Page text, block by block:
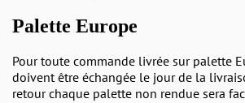
Palette Europe
Pour toute commande livrée sur palette
doivent être échangée le jour de la
retour chaque palette non rendue sera